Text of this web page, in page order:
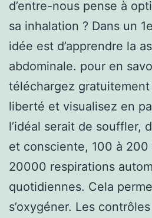
d’entre-nous pense à
sa inhalation ? Dans un
idée est d’apprendre la
abdominale. pour en
téléchargez
liberté et visualisez en
l’idéal serait de souffler,
et consciente, 100 à
20000 respirations
quotidiennes. Cela
s’oxygéner. Les